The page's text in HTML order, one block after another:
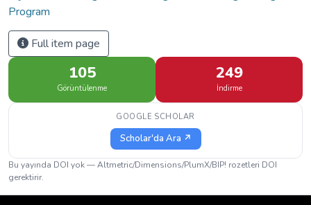
Program
Full item page
105
Görüntülenme
249
İndirme
GOOGLE SCHOLAR
Scholar'da Ara ↗
Bu yayında DOI yok — Altmetric/Dimensions/PlumX/BIP! rozetleri DOI
gerektirir.